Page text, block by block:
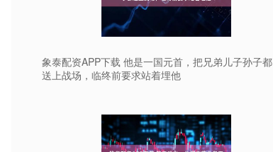
象泰配资APP下载 他是一国元首，把兄弟儿子孙子都
送上战场，临终前要求站着埋他